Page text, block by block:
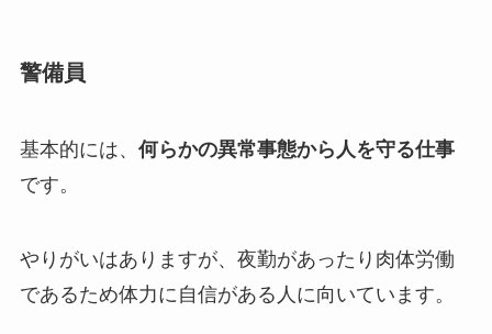
警備員
基本的には、 何らかの異常事態から人を守る仕事
です。
やりがいはありますが、夜勤があったり肉体労働
であるため体力に自信がある人に向いています。